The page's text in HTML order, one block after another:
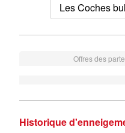
Les Coches
Offres des
Historique